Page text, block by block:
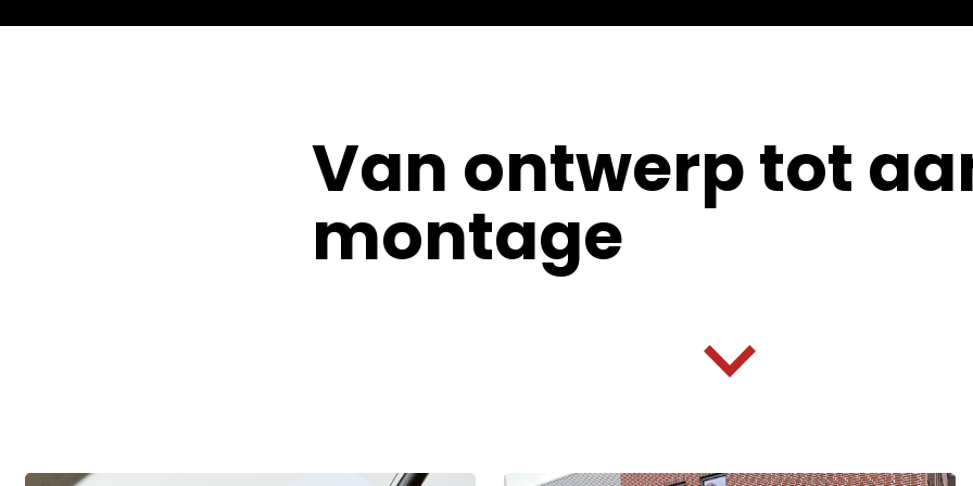
Van ontwerp tot
montage